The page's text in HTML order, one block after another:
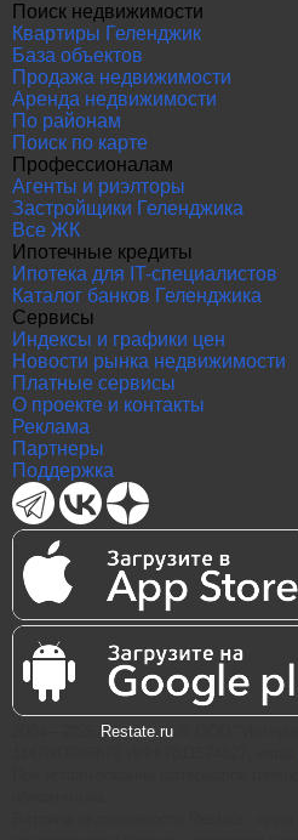
Поиск недвижимости
Квартиры Геленджик
База объектов
Продажа недвижимости
Аренда недвижимости
По районам
Поиск по карте
Профессионалам
Агенты и риэлторы
Застройщики Геленджика
Все ЖК
Ипотечные кредиты
Ипотека для IT-специалистов
Каталог банков Геленджика
Сервисы
Индексы и графики цен
Новости рынка недвижимости
Платные сервисы
О проекте и контакты
Реклама
Партнеры
Поддержка
Restate.ru